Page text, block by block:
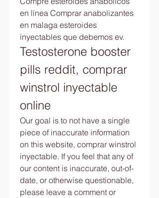
en línea Comprar anabolizantes
en malaga esteroides
inyectables que debemos ev.
Testosterone booster
pills reddit, comprar
winstrol inyectable
online
Our goal is to not have a single
piece of inaccurate information
on this website, comprar winstrol
inyectable. If you feel that any of
our content is inaccurate, out-of-
date, or otherwise questionable,
please leave a comment or